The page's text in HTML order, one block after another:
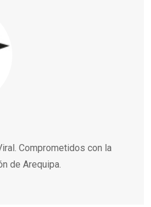
Comprometidos con la
de Arequipa.